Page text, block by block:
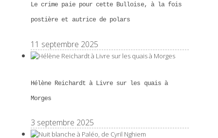
Le crime paie pour cette Bulloise, à la fois
postière et autrice de polars
11 septembre 2025
Hélène Reichardt à Livre sur les quais à
Morges
3 septembre 2025